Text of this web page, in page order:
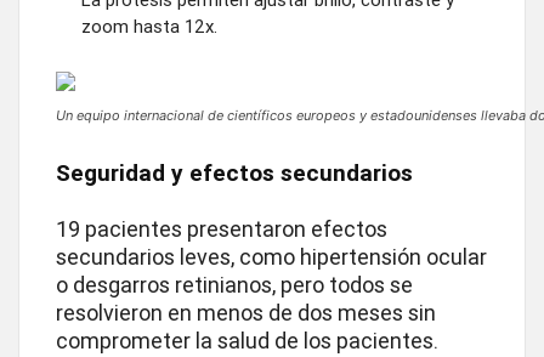
zoom hasta 12x.
Un equipo internacional de científicos europeos y estadounidenses llevaba
Seguridad y efectos secundarios
19 pacientes presentaron efectos
secundarios leves, como hipertensión ocular
o desgarros retinianos, pero todos se
resolvieron en menos de dos meses sin
comprometer la salud de los pacientes.